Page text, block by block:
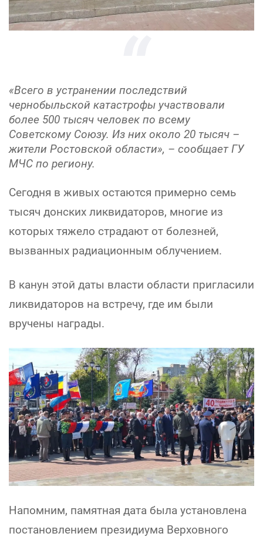
«Всего в устранении последствий
чернобыльской катастрофы участвовали
более 500 тысяч человек по всему
Советскому Союзу. Из них около 20 тысяч –
жители Ростовской области», – сообщает ГУ
МЧС по региону.
Сегодня в живых остаются примерно семь
тысяч донских ликвидаторов, многие из
которых тяжело страдают от болезней,
вызванных радиационным облучением.
В канун этой даты власти области пригласили
ликвидаторов на встречу, где им были
вручены награды.
Напомним, памятная дата была установлена
постановлением президиума Верховного